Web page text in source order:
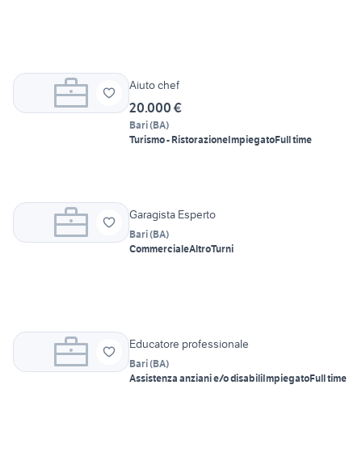
Aiuto chef
20.000 €
Bari(BA)
Turismo - RistorazioneImpiegatoFull time
Garagista Esperto
Bari(BA)
CommercialeAltroTurni
Educatore professionale
Bari(BA)
Assistenza anziani e/o disabiliImpiegatoFull time